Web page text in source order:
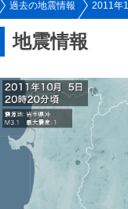
過去の地震情報 2011年
地震情報